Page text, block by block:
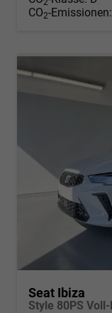
2
CO2-Emissionen:
Seat Ibiza